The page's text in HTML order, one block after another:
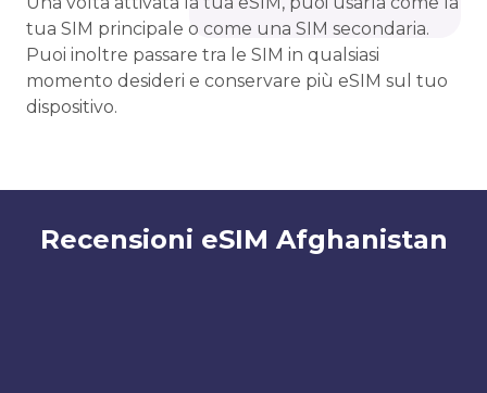
tua SIM principale o come una SIM secondaria.
Puoi inoltre passare tra le SIM in qualsiasi
momento desideri e conservare più eSIM sul tuo
dispositivo.
Recensioni eSIM Afghanistan